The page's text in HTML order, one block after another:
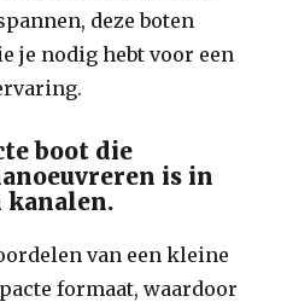
deze boten
je nodig hebt voor een
boot die
is in
kanalen.
van een kleine
formaat, waardoor